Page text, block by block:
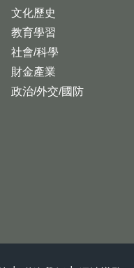
文化歷史
教育學習
社會/科學
財金產業
政治/外交/國防